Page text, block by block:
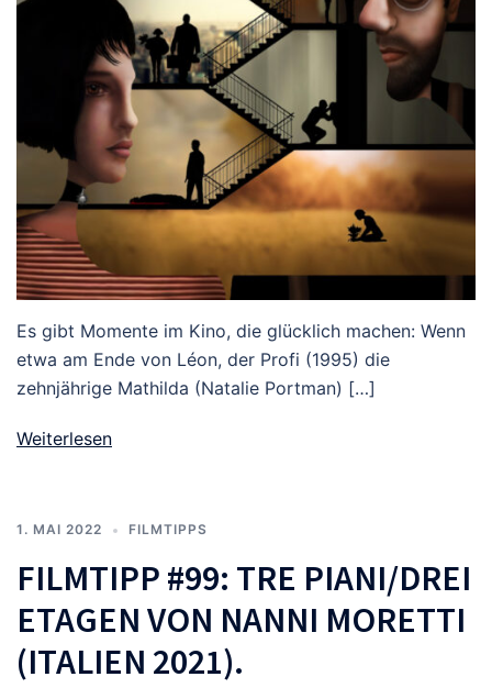
Es gibt Momente im Kino, die glücklich machen: Wenn
etwa am Ende von Léon, der Profi (1995) die
zehnjährige Mathilda (Nata­lie Port­man) […]
Weiterlesen
1. MAI 2022 FILMTIPPS
FILMTIPP #99: TRE PIANI/DREI
ETAGEN VON NANNI MORETTI
(ITALIEN 2021).